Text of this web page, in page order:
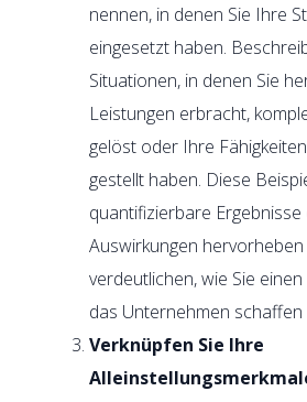
nennen, in denen Sie Ihre
eingesetzt haben.
Situationen, in denen Sie
Leistungen erbracht,
gelöst oder Ihre
gestellt haben. Diese
quantifizierbare
Auswirkungen
verdeutlichen, wie Sie
das Unternehmen schaffen
Verknüpfen Sie Ihre